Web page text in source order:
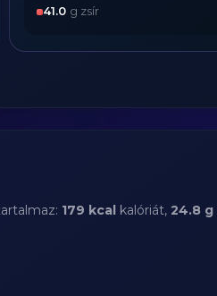
41.0 g zsír
179 kcal kalóriát, 24.8 g